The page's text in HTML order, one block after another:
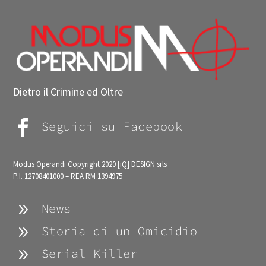
Dietro il Crimine ed Oltre
 Seguici su Facebook
Modus Operandi Copyright 2020 [iQ] DESIGN srls
P.I. 12708401000 – REA RM 1394975
9 News
9 Storia di un Omicidio
9 Serial Killer